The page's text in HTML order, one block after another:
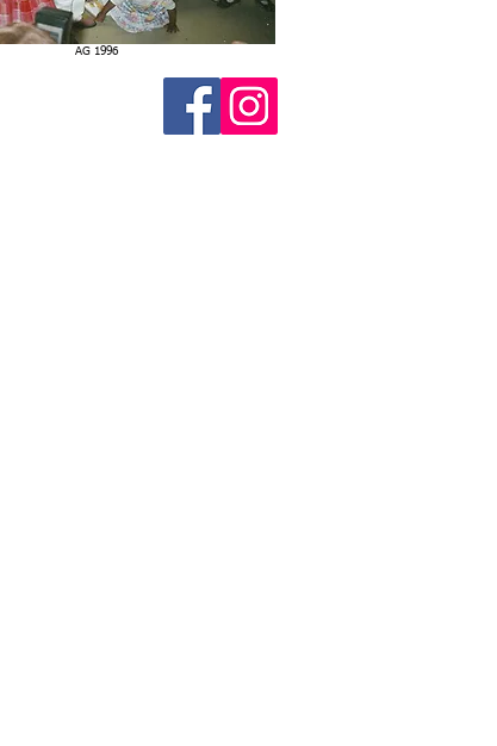
AG 1996